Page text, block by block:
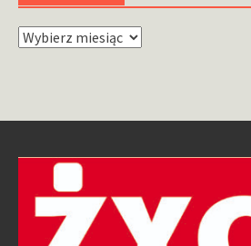
Archiwum